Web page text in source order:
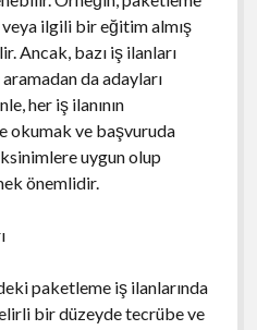
ilgili bir eğitim almış
Ancak, bazı iş ilanları
da adayları
her iş ilanının
okumak ve başvuruda
uygun olup
önemlidir.
paketleme iş ilanlarında
bir düzeyde tecrübe ve